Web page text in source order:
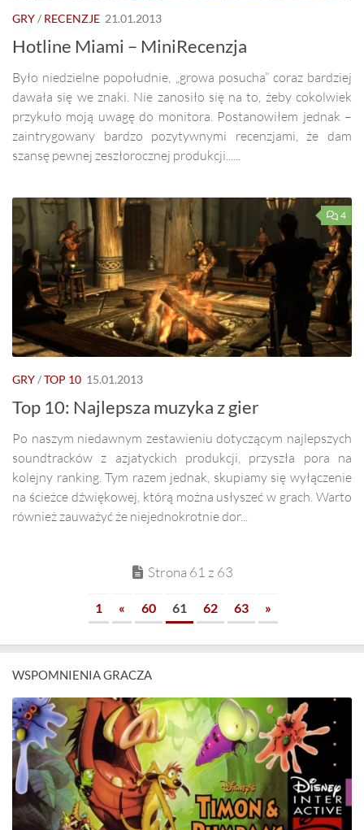
GRY/ RECENZJE 21.01.2013
Hotline Miami – MiniRecenzja
Było niedzielne popołudnie, „growa posucha” coraz bardziej
dawała się we znaki. Nie zanosiło się na to, żeby cokolwiek
przykuło moją uwagę do monitora. Postanowiłem jednak –
zaintrygowany bardzo pozytywnymi recenzjami, że dam
szansę pewnej zeszłorocznej produkcji......
4
GRY/TOP 10 15.01.2013
Top 10: Najlepsza muzyka z gier
Po naszym niedawnym zestawieniu dotyczącym najlepszych
soundtracków z azjatyckich produkcji, przyszła pora na
kolejny ranking. Tym razem jednak, skupiamy się wyłączenie
na ścieżce dźwiękowej, którą można usłyszeć w grach. Warto
również zauważyć że niejednokrotnie dor...
Strona 61 z 63
1 « 60 61 62 63 »
WSPOMNIENIA GRACZA